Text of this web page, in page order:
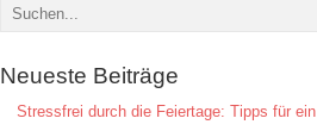
Neueste Beiträge
Stressfrei durch die Feiertage: Tipps für ein